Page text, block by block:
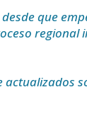
que
regional